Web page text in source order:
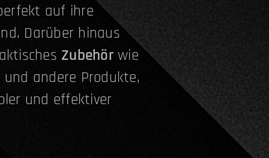
auf ihre
Darüber hinaus
Zubehörwie
andere Produkte,
und effektiver